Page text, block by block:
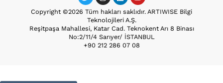
Copyright ©2026 Tüm hakları saklıdır. ARTIWISE Bilgi
Teknolojileri A.Ş.
Reşitpaşa Mahallesi, Katar Cad. Teknokent Arı 8 Binası
No:2/11/4 Sarıyer/ İSTANBUL
+90 212 286 07 08